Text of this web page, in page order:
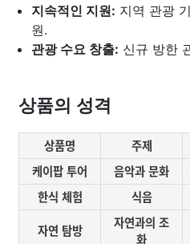
지속적인 지원: 지역 관광
원.
관광 수요 창출: 신규 방한
상품의 성격
상품명 주제
케이팝 투어
음악과 문화
한식 체험
식음
자연 탐방
자연과의 조
화